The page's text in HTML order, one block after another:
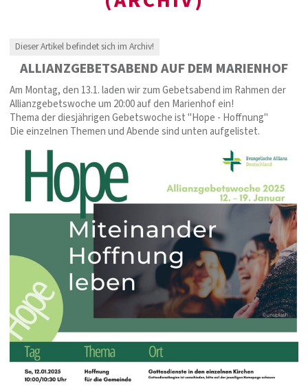
Dieser Artikel befindet sich im Archiv!
ALLIANZGEBETSABEND AUF DEM MARIENHOF
Am Montag, den 13.1. laden wir zum Gebetsabend im Rahmen der
Allianzgebetswoche um 20:00 auf den Marienhof ein!
Thema der diesjährigen Gebetswoche ist "Hope - Hoffnung"
Die einzelnen Themen und Abende sind unten aufgelistet.